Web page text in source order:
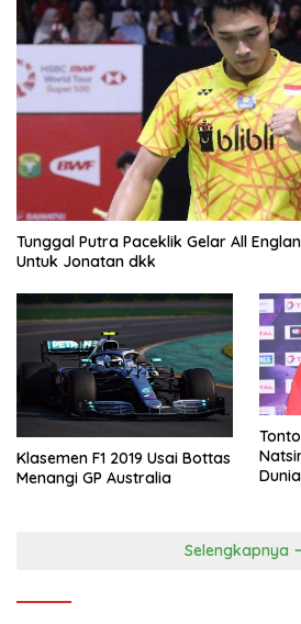
Tunggal Putra Paceklik Gelar All
Untuk Jonatan dkk
Klasemen F1 2019 Usai Bottas
Menangi GP Australia
Selengkapnya